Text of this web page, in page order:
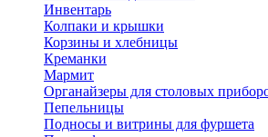
Инвентарь
Колпаки и крышки
Корзины и хлебницы
Креманки
Мармит
Органайзеры для столовых
Пепельницы
Подносы и витрины для фуршета